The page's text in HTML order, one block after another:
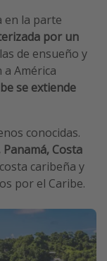
en la parte
por un
de ensueño y
América
se extiende
conocidas.
Costa
caribeña y
por el Caribe.